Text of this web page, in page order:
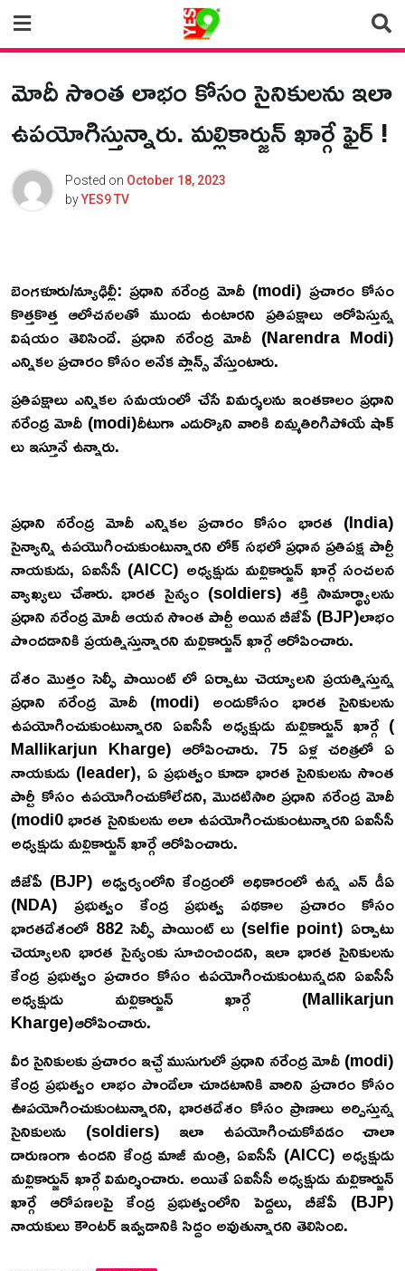
content
మోదీ సొంత లాభం కోసం సైనికులను ఇలా
ఉపయోగిస్తున్నారు. మల్లికార్జున్ ఖార్గే ఫైర్ !
Posted on October 18, 2023
byYES9 TV
బెంగళూరు/న్యూఢిల్లీ: ప్రధాని నరేంద్ర మోదీ (modi) ప్రచారం కోసం
కొత్తకొత్త ఆలోచనలతో ముందు ఉంటారని ప్రతిపక్షాలు ఆరోపిస్తున్న
విషయం తెలిసిందే. ప్రధాని నరేంద్ర మోదీ (Narendra Modi)
ఎన్నికల ప్రచారం కోసం అనేక ప్లాన్స్ వేస్తుంటారు.
ప్రతిపక్షాలు ఎన్నికల సమయంలో చేసే విమర్శలను ఇంతకాలం ప్రధాని
నరేంద్ర మోదీ (modi)దీటుగా ఎదుర్కొని వారికి దిమ్మతిరిగిపోయే షాక్
లు ఇస్తూనే ఉన్నారు.
ప్రధాని నరేంద్ర మోదీ ఎన్నికల ప్రచారం కోసం భారత (India)
సైన్యాన్ని ఉపయొగించుకుంటున్నారని లోక్ సభలో ప్రధాన ప్రతిపక్ష పార్టీ
నాయకుడు, ఏఐసీసీ (AICC) అధ్యక్షుడు మల్లికార్జున్ ఖార్గే సంచలన
వ్యాఖ్యలు చేశారు. భారత సైన్యం (soldiers) శక్తి సామార్థ్యాలను
ప్రధాని నరేంద్ర మోదీ ఆయన సొంత పార్టీ అయిన బీజేపీ (BJP)లాభం
పొందడానికి ప్రయత్నిస్తున్నారని మల్లికార్జున్ ఖార్గే ఆరోపించారు.
దేశం మొత్తం సెల్ఫీ పాయింట్ లో ఏర్పాటు చెయ్యాలని ప్రయత్నిస్తున్న
ప్రధాని నరేంద్ర మోదీ (modi) అందుకోసం భారత సైనికులను
ఉపయోగించుకుంటున్నారని ఏఐసీసీ అధ్యక్షుడు మల్లికార్జున్ ఖార్గే (
Mallikarjun Kharge) ఆరోపించారు. 75 ఏళ్ల చరిత్రలో ఏ
నాయకుడు (leader), ఏ ప్రభుత్వం కూడా భారత సైనికులను సొంత
పార్టీ కోసం ఉపయోగించుకోలేదని, మొదటిసారి ప్రధాని నరేంద్ర మోదీ
(modi0 భారత సైనికులను అలా ఉపయోగించుకుంటున్నారని ఏఐసీసీ
అధ్యక్షుడు మల్లికార్జున్ ఖార్గే ఆరోపించారు.
బీజేపీ (BJP) అధ్వర్యంలోని కేంద్రంలో అధికారంలో ఉన్న ఎన్ డీఏ
(NDA) ప్రభుత్వం కేంద్ర ప్రభుత్వ పథకాల ప్రచారం కోసం
భారతదేశంలో 882 సెల్ఫీ పాయింట్ లు (selfie point) ఏర్పాటు
చెయ్యాలని భారత సైన్యంకు సూచించిందని, ఇలా భారత సైనికులను
కేంద్ర ప్రభుత్వం ప్రచారం కోసం ఉపయోగించుకుంటున్నదని ఏఐసీసీ
అధ్యక్షుడు మల్లికార్జున్ ఖార్గే (Mallikarjun
Kharge)ఆరోపించారు.
వీర సైనికులకు ప్రచారం ఇచ్చే ముసుగులో ప్రధాని నరేంద్ర మోదీ (modi)
కేంద్ర ప్రభుత్వం లాభం పొందేలా చూడటానికి వారిని ప్రచారం కోసం
ఊపయోగించుకుంటున్నారని, భారతదేశం కోసం ప్రాణాలు అర్పిస్తున్న
సైనికులను (soldiers) ఇలా ఉపయోగించుకోవడం చాలా
దారుణంగా ఉందని కేంద్ర మాజీ మంత్రి, ఏఐసీసీ (AICC) అధ్యక్షుడు
మల్లికార్జున్ ఖార్గే విమర్శించారు. అయితే ఏఐసీసీ అధ్యక్షుడు మల్లికార్జున్
ఖార్గే ఆరోపణలపై కేంద్ర ప్రభుత్వంలోని పెద్దలు, బీజేపీ (BJP)
నాయకులు కౌంటర్ ఇవ్వడానికి సిద్దం అవుతున్నారని తెలిసింది.